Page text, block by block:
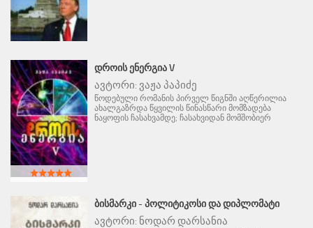
ᲓᲠᲝᲘᲡ ᲔᲜᲔᲠᲒᲘᲐ V
ავტორი: ვაჟა პაპიძე
წოდებული რომანის პირველ წიგნში აღწერილია
ახალგაზრდა წყვილის წინასწარი მომზადება
ნაყოფის ჩასახვამდე; ჩასახვიდან მომშობიერ
ᲑᲘᲡᲛᲐᲠᲙᲘ - ᲞᲝᲚᲘᲢᲘᲙᲝᲡᲘ ᲓᲐ ᲓᲘᲞᲚᲝᲛᲐᲢᲘ
ავტორი: ნოდარ დარსანია